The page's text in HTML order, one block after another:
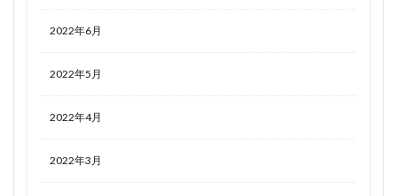
2022年6月
2022年5月
2022年4月
2022年3月